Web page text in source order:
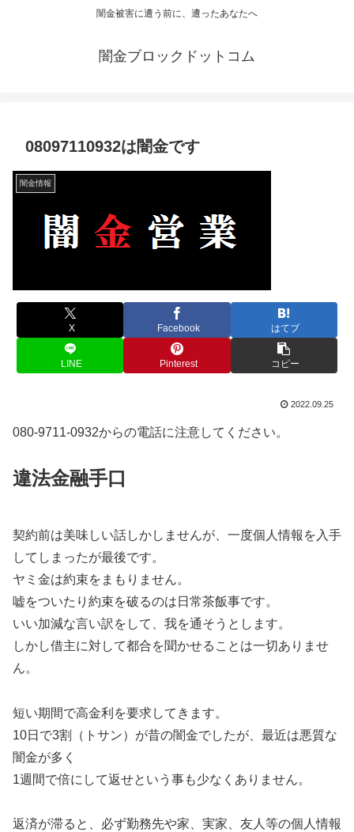
闇金被害に遭う前に、遭ったあなたへ
闇金ブロックドットコム
08097110932は闇金です
闇金情報
X Facebook はてブ
LINE Pinterest コピー
2022.09.25
080-9711-0932からの電話に注意してください。
違法金融手口
契約前は美味しい話しかしませんが、一度個人情報を入手
してしまったが最後です。
ヤミ金は約束をまもりません。
嘘をついたり約束を破るのは日常茶飯事です。
いい加減な言い訳をして、我を通そうとします。
しかし借主に対して都合を聞かせることは一切ありませ
ん。
短い期間で高金利を要求してきます。
10日で3割（トサン）が昔の闇金でしたが、最近は悪質な
闇金が多く
1週間で倍にして返せという事も少なくありません。
返済が滞ると、必ず勤務先や家、実家、友人等の個人情報